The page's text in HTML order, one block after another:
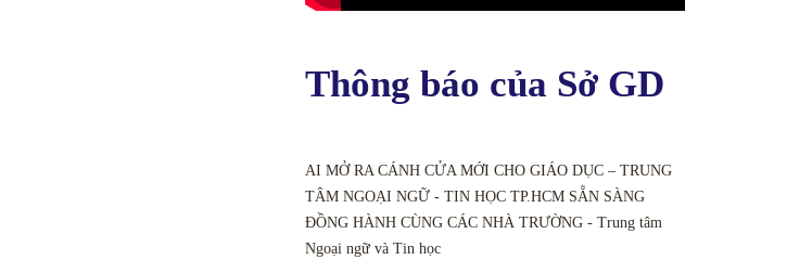
Thông báo của Sở GD
AI MỞ RA CÁNH CỬA MỚI CHO GIÁO DỤC – TRUNG
TÂM NGOẠI NGỮ - TIN HỌC TP.HCM SẴN SÀNG
ĐỒNG HÀNH CÙNG CÁC NHÀ TRƯỜNG - Trung tâm
Ngoại ngữ và Tin học